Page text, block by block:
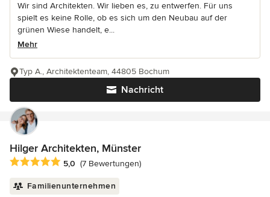
Wir sind Architekten. Wir lieben es, zu entwerfen. Für uns
spielt es keine Rolle, ob es sich um den Neubau auf der
grünen Wiese handelt, e...
Mehr
Nachricht
Typ A., Architektenteam, 44805 Bochum
Hilger Architekten, Münster
Durchschnittliche Bewertung: 5 von 5 Sternen
5,0 (7 Bewertungen)
Familienunternehmen